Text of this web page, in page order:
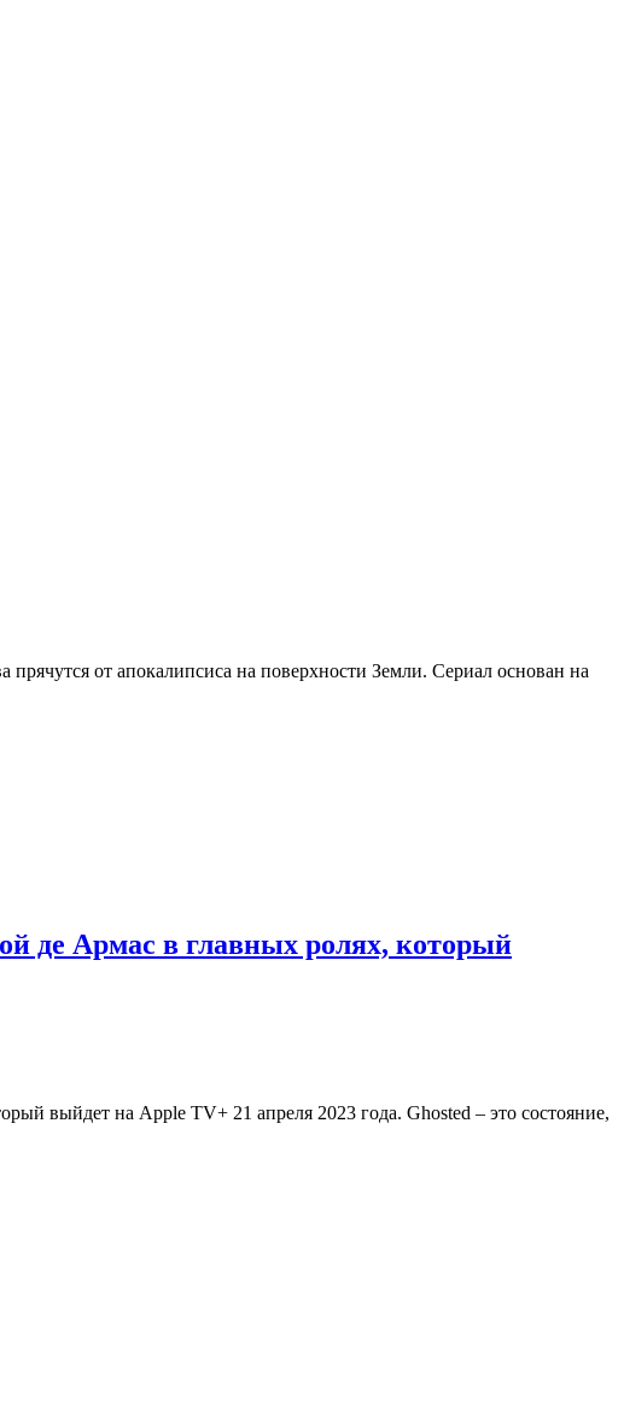
прячутся от апокалипсиса на поверхности Земли. Сериал основан на
де Армас в главных ролях, который
выйдет на Apple TV+ 21 апреля 2023 года. Ghosted – это состояние,